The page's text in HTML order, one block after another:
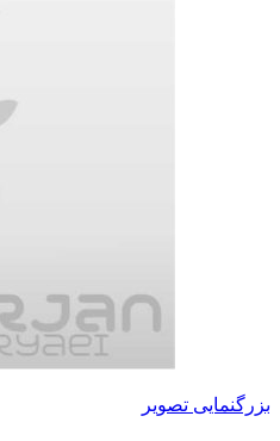
بزرگنمایی تصویر